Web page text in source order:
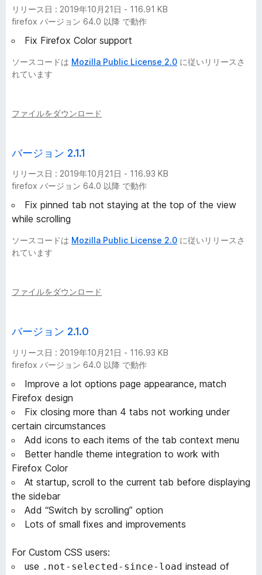
リリース日 : 2019年10月21日 - 116.91 KB
firefox バージョン 64.0 以降 で動作
Fix Firefox Color support
ソースコードは Mozilla Public License 2.0 に従いリリースさ
れています
ファイルをダウンロード
バージョン 2.1.1
リリース日 : 2019年10月21日 - 116.93 KB
firefox バージョン 64.0 以降 で動作
Fix pinned tab not staying at the top of the view
while scrolling
ソースコードは Mozilla Public License 2.0 に従いリリースさ
れています
ファイルをダウンロード
バージョン 2.1.0
リリース日 : 2019年10月21日 - 116.93 KB
firefox バージョン 64.0 以降 で動作
Improve a lot options page appearance, match
Firefox design
Fix closing more than 4 tabs not working under
certain circumstances
Add icons to each items of the tab context menu
Better handle theme integration to work with
Firefox Color
At startup, scroll to the current tab before displaying
the sidebar
Add “Switch by scrolling” option
Lots of small fixes and improvements
For Custom CSS users:
use .not-selected-since-load instead of